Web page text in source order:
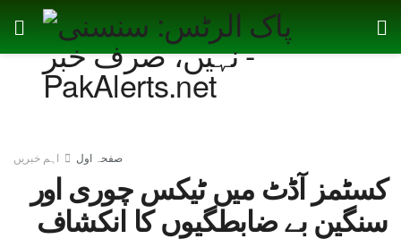
صفحہ اول اہم خبریں
کسٹمز آڈٹ میں ٹیکس چوری اور
سنگین بے ضابطگیوں کا انکشاف